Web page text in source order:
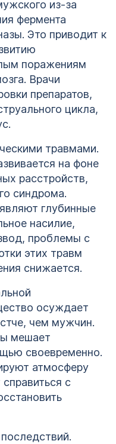
из-за
фермента
Это приводит к
поражениям
Врачи
препаратов,
цикла,
травмами.
на фоне
расстройств,
синдрома.
глубинные
насилие,
проблемы с
этих травм
снижается.
осуждает
чем мужчин.
мешает
своевременно.
атмосферу
с